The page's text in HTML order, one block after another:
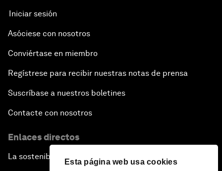
Esta página web usa cookies
Iniciar sesión
Asóciese con nosotros
Conviértase en miembro
Regístrese para recibir nuestras notas de prensa
Suscríbase a nuestros boletines
Contacte con nosotros
Enlaces directos
La sostenibilidad en el Foro